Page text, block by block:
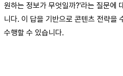
원하는 정보가 무엇일까?'라는 질문에
니다. 이 답을 기반으로 콘텐츠 전략을
수행할 수 있습니다.